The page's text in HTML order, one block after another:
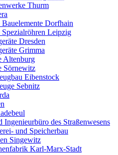
Thurm
Dorfhain
Leipzig
Dresden
Grimma
Altenburg
Sörnewitz
Eibenstock
Sebnitz
des Straßenwesens
und Speicherbau
Singewitz
Karl-Marx-Stadt